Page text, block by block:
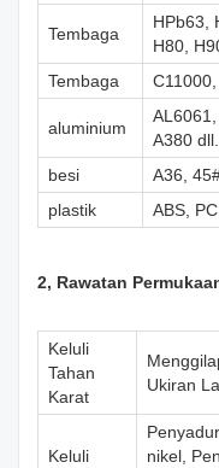
Tembaga
HPb63,
H80,
Tembaga
aluminium
AL6061,
A380 dll.
besi
A36,
plastik
ABS,
2, Rawatan
Keluli
Tahan
Karat
Ukiran
Keluli
nikel,